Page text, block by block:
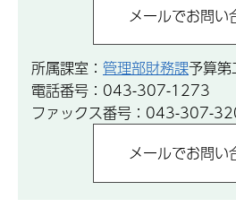
所属課室： 管理部財務課予算第
電話番号：043-307-1273
ファックス番号：043-307-